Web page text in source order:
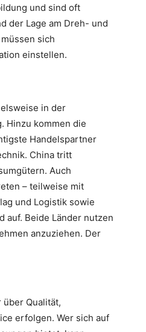
und sind oft
der Lage am Dreh- und
sich
einstellen.
in der
Hinzu kommen die
Handelspartner
China tritt
Auch
– teilweise mit
und Logistik sowie
auf. Beide Länder nutzen
anzuziehen. Der
Qualität,
erfolgen. Wer sich auf